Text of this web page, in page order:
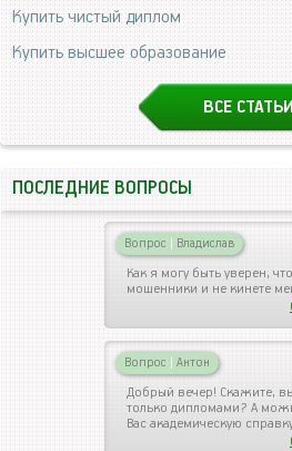
Купить чистый диплом
Купить высшее образование
ВСЕ СТАТЬИ
ПОСЛЕДНИЕ ВОПРОСЫ
Вопрос | Владислав
Как я могу быть уверен,
мошенники и не кинете
Вопрос | Антон
Добрый вечер! Скажите,
только дипломами? А
Вас академическую